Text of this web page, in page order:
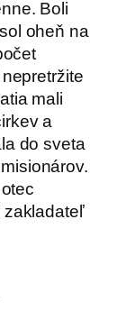
Boli
oheň na
mali
a
do sveta
zakladateľ